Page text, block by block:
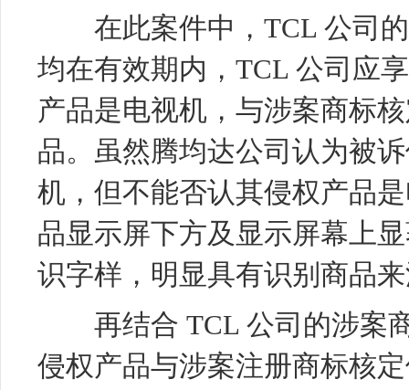
在此案件中，TCL 公司的
均在有效期内，TCL 公司应
产品是电视机，与涉案商标
品。虽然腾均达公司认为被
机，但不能否认其侵权产品
品显示屏下方及显示屏幕上
识字样，明显具有识别商品
再结合 TCL 公司的涉案
侵权产品与涉案注册商标核